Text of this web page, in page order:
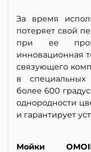
За время
потеряет свой
при ее
инновационная
связующего
в
более 600
однородности
и гарантирует
Мойки